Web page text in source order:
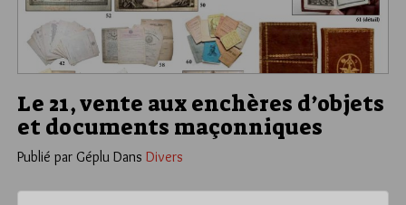
Le 21, vente aux enchères d’objets
et documents maçonniques
Publié par Géplu Dans Divers